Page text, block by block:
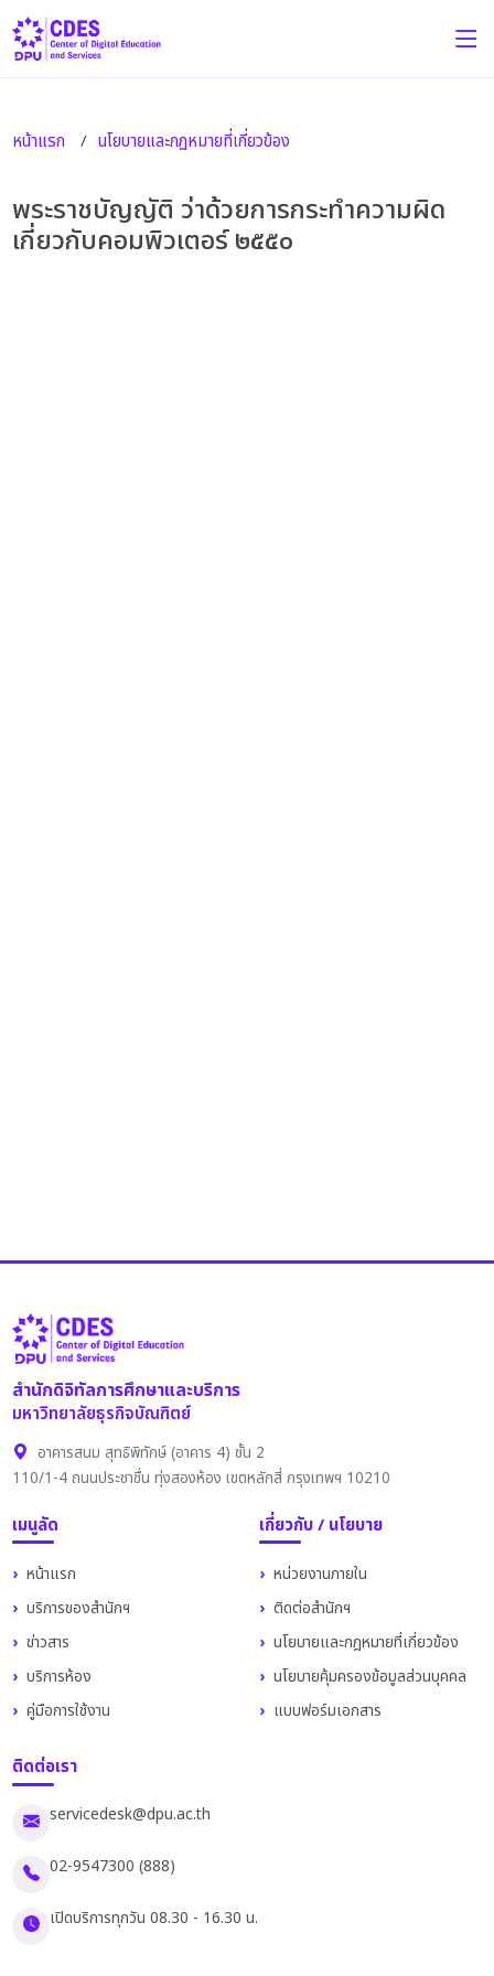
หน้าแรก นโยบายและกฏหมายที่เกี่ยวข้อง
พระราชบัญญัติ ว่าด้วยการกระทำความผิด
เกี่ยวกับคอมพิวเตอร์ ๒๕๕๐
สำนักดิจิทัลการศึกษาและบริการ
มหาวิทยาลัยธุรกิจบัณฑิตย์
อาคารสนม สุทธิพิทักษ์ (อาคาร 4) ชั้น 2
110/1-4 ถนนประชาชื่น ทุ่งสองห้อง เขตหลักสี่ กรุงเทพฯ 10210
เมนูลัด
หน้าแรก
บริการของสำนักฯ
ข่าวสาร
บริการห้อง
คู่มือการใช้งาน
เกี่ยวกับ / นโยบาย
หน่วยงานภายใน
ติดต่อสำนักฯ
นโยบายและกฎหมายที่เกี่ยวข้อง
นโยบายคุ้มครองข้อมูลส่วนบุคคล
แบบฟอร์มเอกสาร
ติดต่อเรา
servicedesk@dpu.ac.th
02-9547300 (888)
เปิดบริการทุกวัน 08.30 - 16.30 น.